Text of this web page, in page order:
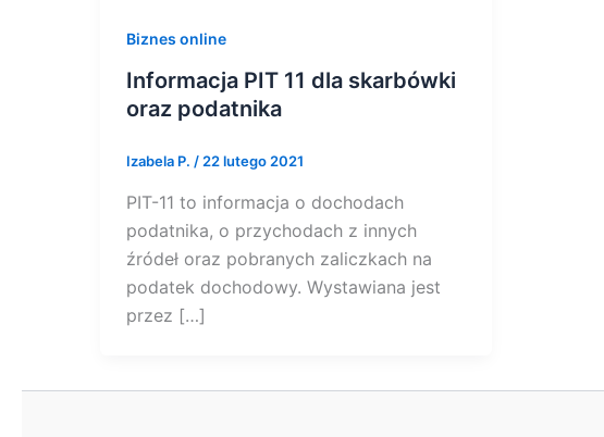
Biznes online
Informacja PIT 11 dla skarbówki
oraz podatnika
Izabela P. /22 lutego 2021
PIT-11 to informacja o dochodach
podatnika, o przychodach z innych
źródeł oraz pobranych zaliczkach na
podatek dochodowy. Wystawiana jest
przez […]